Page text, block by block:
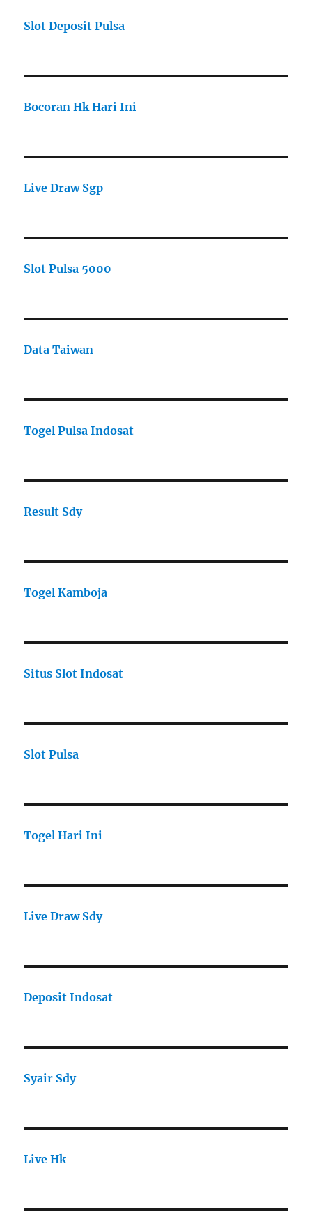
Slot Deposit Pulsa
Bocoran Hk Hari Ini
Live Draw Sgp
Slot Pulsa 5000
Data Taiwan
Togel Pulsa Indosat
Result Sdy
Togel Kamboja
Situs Slot Indosat
Slot Pulsa
Togel Hari Ini
Live Draw Sdy
Deposit Indosat
Syair Sdy
Live Hk